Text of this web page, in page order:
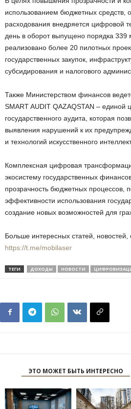
использованием бюджетных средств,
расходования внедряется цифровой
день в оборот выпущено порядка 339
реализовано более 20 пилотных
государственных закупок,
субсидирования и налогового
Также Министерством финансов
SMART AUDIT QAZAQSTAN – единой
государственного аудита, которая
выявления нарушений к их
и технологий искусственного
Комплексная цифровая
экосистему государственных
прозрачность бюджетных процессов,
эффективности использования
создание новых возможностей для
Больше интересных статей, новостей,
https://t.me/mobilaser
ТЕГИ ДОХОДЫ НОВОСТИ
ЭТО МОЖЕТ БЫТЬ ИНТЕРЕСНО